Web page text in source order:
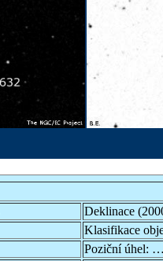
Deklinace
Klasifikace
Poziční úhel: …